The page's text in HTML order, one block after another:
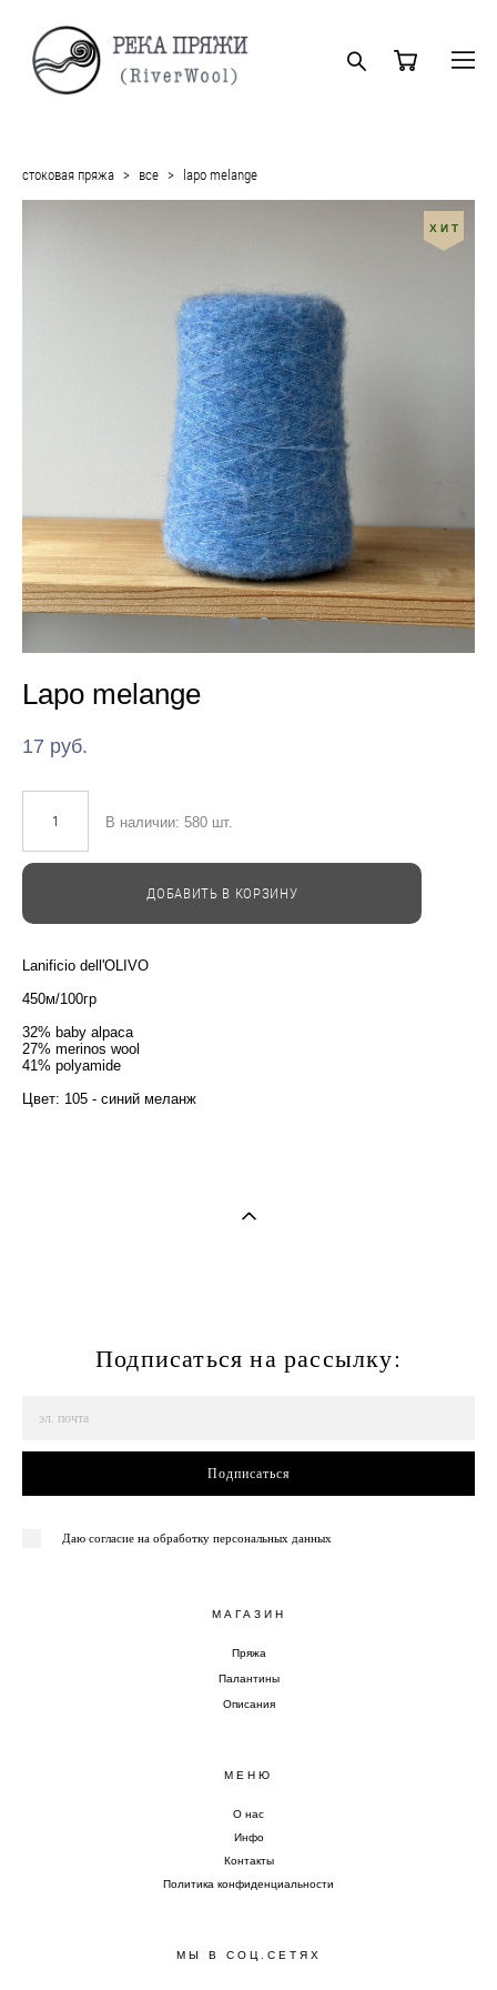
стоковая пряжа > все > lapo melange
ХИТ
Lapo melange
17 pуб.
В наличии: 580 шт.
ДОБАВИТЬ В КОРЗИНУ
Lanificio dell'OLIVO
450м/100гр
32% baby alpaca
27% merinos wool
41% polyamide
Цвет: 105 - синий меланж
Подписаться на рассылку:
Подписаться
Даю согласие на обработку персональных данных
МАГАЗИН
Пряжа
Палантины
Описания
МЕНЮ
О нас
Инфо
Контакты
Политика конфиденциальности
МЫ В СОЦ.СЕТЯХ